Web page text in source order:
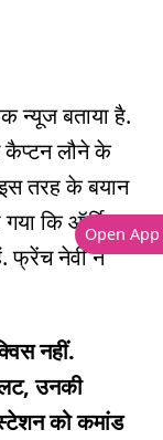
न्यूज बताया है.
कैप्टन लौने के
तरह के बयान
गया कि ऑर्टिकल
फ्रेंच नेवी ने
नहीं.
उनकी
को कमांड
Open App